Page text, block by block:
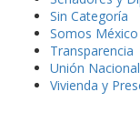
Sin Categoría
Somos México
Transparencia
Unión
Vivienda y